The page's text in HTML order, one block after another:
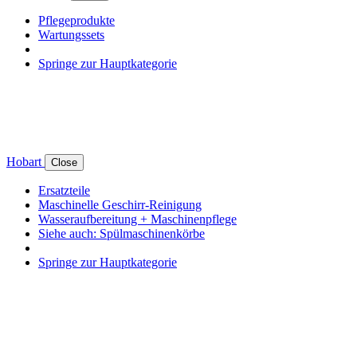
Pflegeprodukte
Wartungssets
Springe zur Hauptkategorie
Hobart Close
Ersatzteile
Maschinelle Geschirr-Reinigung
Wasseraufbereitung + Maschinenpflege
Siehe auch: Spülmaschinenkörbe
Springe zur Hauptkategorie